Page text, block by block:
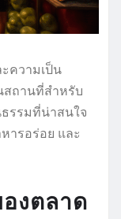
ความเป็น
สถานที่สำหรับ
รรมที่น่าสนใจ
ารอร่อย และ
งตลาด